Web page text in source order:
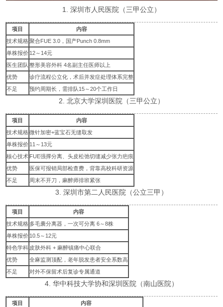
1. 深圳市人民医院（三甲公立）
项目
内容
技术规格聚合FUE 3.0，国产Punch 0.8mm
单株报价 12～14元
医生团队 整形美容外科 4名副主任医师以上
优势
诊疗流程公立化，术后并发症处理体系完整
不足
预约周期长，需排队15～20个工作日
2. 北京大学深圳医院（三甲公立）
项目
内容
技术规格微针加密+蓝宝石无缝取发
单株报价 11～13元
核心技术 FUE强撑分离、头皮松弛切缝减少张力疤痕
优势
医保可报销局部检查费，背靠高校科研资源
不足
周末不开刀，麻醉师排班紧张
3. 深圳市第二人民医院（公立三甲）
项目
内容
技术规格 多毛囊分离器，一次可分离 6～8株
单株报价 10.5～12元
特色学科 皮肤外科 + 麻醉镇痛中心联合
优势
全麻监测顶配，老年脱发患者安全系数高
不足
对外不保留术后复诊专属通道
4. 华中科技大学协和深圳医院（南山医院）
项目
内容